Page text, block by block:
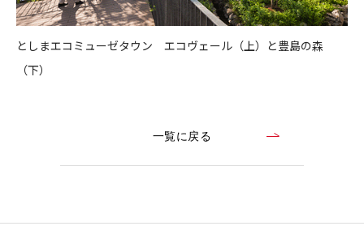
としまエコミューゼタウン エコヴェール（上）と豊島の森
（下）
一覧に戻る